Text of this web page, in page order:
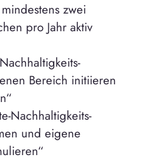
zwei
pro Jahr aktiv
Bereich initiieren
Nachhaltigkeits-
und eigene